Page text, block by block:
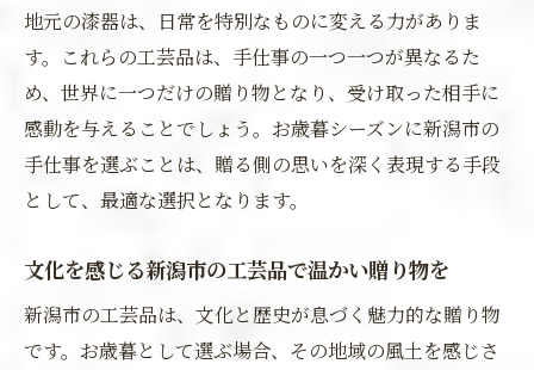
地元の漆器は、日常を特別なものに変える力がありま
す。これらの工芸品は、手仕事の一つ一つが異なるた
め、世界に一つだけの贈り物となり、受け取った相手に
感動を与えることでしょう。お歳暮シーズンに新潟市の
手仕事を選ぶことは、贈る側の思いを深く表現する手段
として、最適な選択となります。
文化を感じる新潟市の工芸品で温かい贈り物を
新潟市の工芸品は、文化と歴史が息づく魅力的な贈り物
です。お歳暮として選ぶ場合、その地域の風土を感じさ